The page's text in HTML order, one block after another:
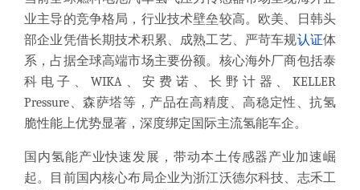
业主导的竞争格局，行业技术壁垒较高。欧美、日韩头
部企业凭借长期技术积累、成熟工艺、严苛车规认证体
系，占据全球高端市场主要份额。核心海外厂商包括泰
科电子、WIKA、安费诺、长野计器、KELLER
Pressure、森萨塔等，产品在高精度、高稳定性、抗氢
脆性能上优势显著，深度绑定国际主流氢能车企。
国内氢能产业快速发展，带动本土传感器产业加速崛
起。目前国内核心布局企业为浙江沃德尔科技、志禾工